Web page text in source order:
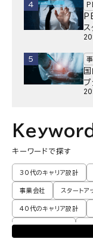
4
ス
5
国
プ
Keyword
キーワードで探す
30代のキャリア設計
事業会社 スタートア
40代のキャリア設計
転職体験談・実例 プ